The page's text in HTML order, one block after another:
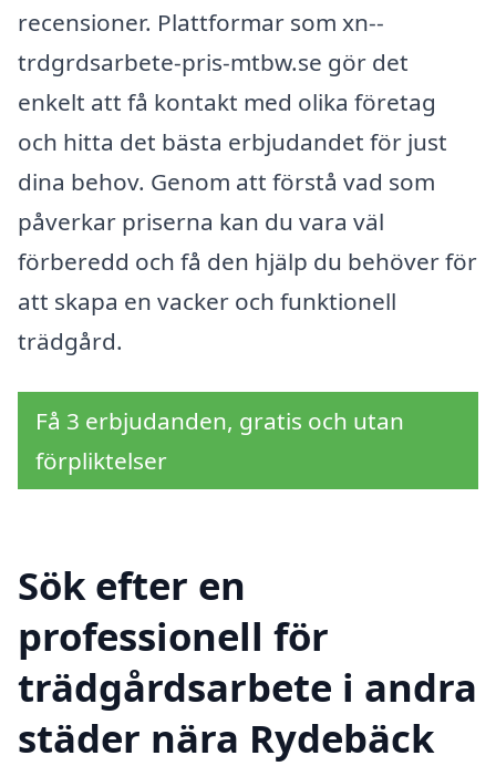
recensioner. Plattformar som xn--
trdgrdsarbete-pris-mtbw.se gör det
enkelt att få kontakt med olika företag
och hitta det bästa erbjudandet för just
dina behov. Genom att förstå vad som
påverkar priserna kan du vara väl
förberedd och få den hjälp du behöver för
att skapa en vacker och funktionell
trädgård.
Få 3 erbjudanden, gratis och utan
förpliktelser
Sök efter en
professionell för
trädgårdsarbete i andra
städer nära Rydebäck